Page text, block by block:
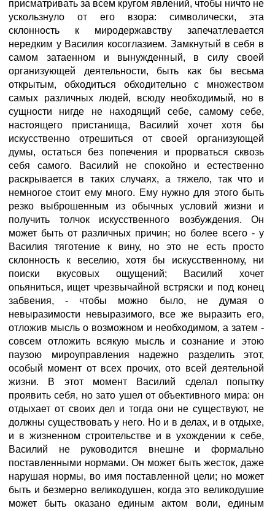
присматривать за всем кругом явлений, чтобы ничто не
ускользнуло от его взора: символически, эта
склонность к миродержавству запечатлевается
нередким у Василия косоглазием. Замкнутый в себя в
самом затаенном и вынужденный, в силу своей
организующей деятельности, быть как бы весьма
открытым, обходиться обходительно с множеством
самых различных людей, всюду необходимый, но в
сущности нигде не находящий себе, самому себе,
настоящего пристанища, Василий хочет хотя бы
искусственно отрешиться от своей организующей
думы, остаться без попечения и прорваться сквозь
себя самого. Василий не спокойно и естественно
раскрывается в таких случаях, а тяжело, так что и
немногое стоит ему много. Ему нужно для этого быть
резко выброшенным из обычных условий жизни и
получить толчок искусственного возбуждения. Он
может быть от различных причин; но более всего - у
Василия тяготение к вину, но это не есть просто
склонность к веселию, хотя бы искусственному, ни
поиски вкусовых ощущений; Василий хочет
опьяниться, ищет чрезвычайной встряски и под конец
забвения, - чтобы можно было, не думая о
невыразимости невыразимого, все же выразить его,
отложив мысль о возможном и необходимом, а затем -
совсем отложить всякую мысль и сознание и этою
паузою мироуправления надежно разделить этот,
особый момент от всех прочих, ото всей деятельной
жизни. В этот момент Василий сделал попытку
проявить себя, но зато ушел от объективного мира: он
отдыхает от своих дел и тогда они не существуют, не
должны существовать у него. Но и в делах, и в отдыхе,
и в жизненном строительстве и в ухождении к себе,
Василий не руководится внешне и формально
поставленными нормами. Он может быть жесток, даже
нарушая нормы, во имя поставленной цели; но может
быть и безмерно великодушен, когда это великодушие
может быть оказано единым актом воли, единым